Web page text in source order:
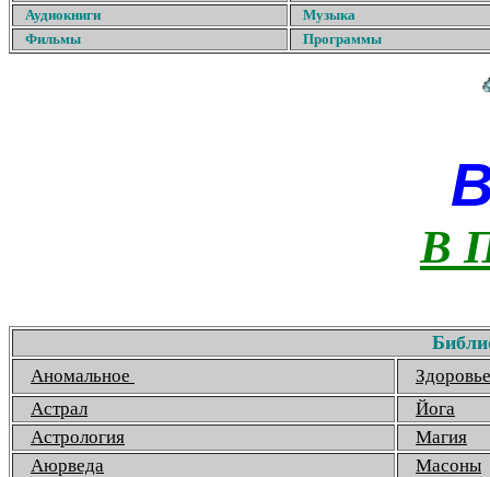
Аудиокниги
Музыка
Фильмы
Программы
В
Аномальное
Здоровье
Астрал
Йога
Астрология
Магия
Аюрведа
Масоны